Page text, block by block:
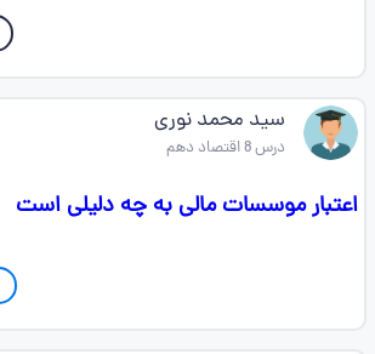
سید محمد نوری
درس 8 اقتصاد دهم
اعتبار موسسات مالی به چه دلیلی است